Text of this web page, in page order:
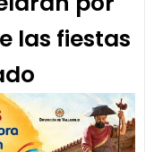
las fiestas